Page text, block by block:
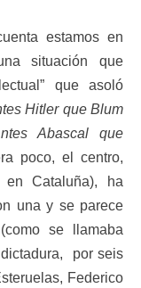
estamos en
situación que
que asoló
Hitler que Blum
Abascal que
poco, el centro,
Cataluña), ha
una y se parece
se llamaba
por seis
Federico